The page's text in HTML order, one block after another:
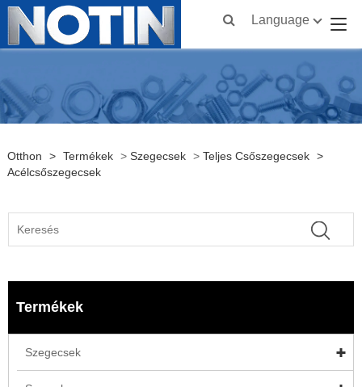
Language
Otthon > Termékek > Szegecsek > Teljes Csőszegecsek >
Acélcsőszegecsek
Termékek
Szegecsek